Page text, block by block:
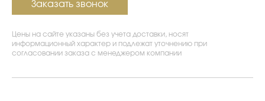
Заказать звонок
Цены на сайте указаны без учета доставки, носят
информационный характер и подлежат уточнению при
согласовании заказа с менеджером компании